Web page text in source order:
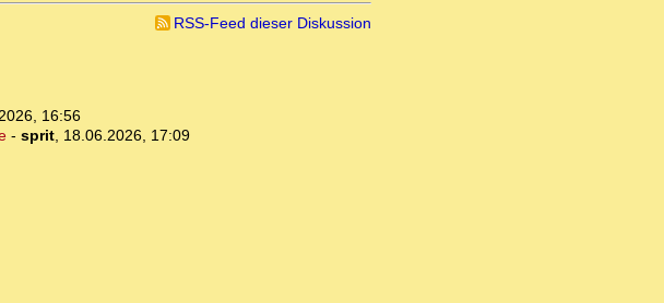
RSS-Feed dieser Diskussion
16:56
- sprit, 18.06.2026, 17:09